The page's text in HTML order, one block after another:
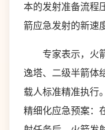
本的发射准备流程
箭应急发射的新速
专家表示，火箭
逸塔、二级半箭体
载人标准精准执行
精细化应急预案：